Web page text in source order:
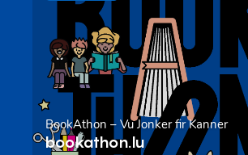
BookAthon – Vu Jonker fir Kanner
bookathon.lu